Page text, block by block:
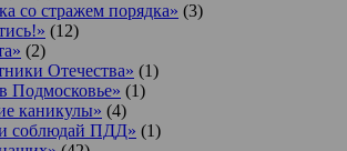
со стражем порядка» (3)
(12)
(2)
Отечества» (1)
Подмосковье» (1)
каникулы» (4)
соблюдай ПДД» (1)